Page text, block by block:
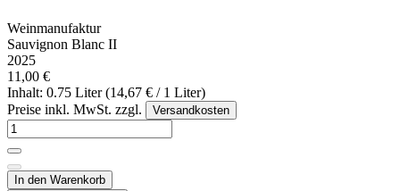
Weinmanufaktur
Sauvignon Blanc II
2025
11,00 €
Inhalt: 0.75 Liter (14,67 € / 1 Liter)
Preise inkl. MwSt. zzgl.
Versandkosten
In den Warenkorb